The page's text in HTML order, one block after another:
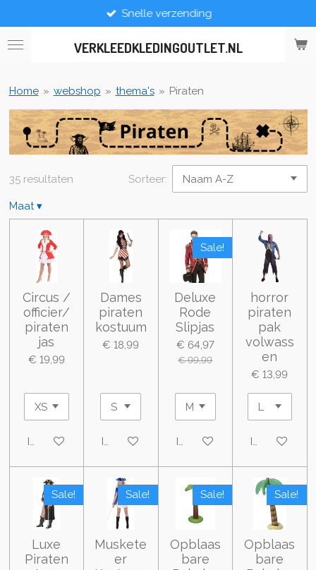
direct
naar
VERKLEEDKLEDINGOUTLET.NL
Snelle verzending
Home » webshop » thema's » Piraten
35 resultaten Sorteer:
Maat▾
Circus /
officier/
piraten
jas
€ 19,99
In winkelwagen
Dames
piraten
kostuum
€ 18,99
In winkelwagen
Sale!
Deluxe
Rode
Slipjas
€ 64,97
€ 99,99
In winkelwagen
horror
piraten
pak
volwass
en
€ 13,99
In
Sale!
Luxe
Piraten
Sale!
Muskete
er
Sale!
Opblaas
bare
Sale!
Opblaas
bare